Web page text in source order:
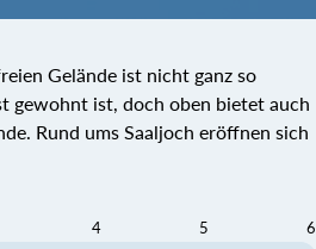
Gelände ist nicht ganz so
gewohnt ist, doch oben bietet auch
Rund ums Saaljoch eröffnen sich
4 5 6